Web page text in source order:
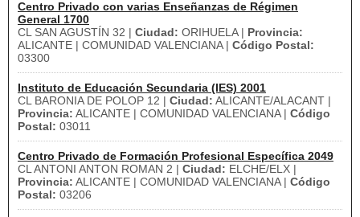
Centro Privado con varias Enseñanzas de Régimen
General 1700
CL SAN AGUSTÍN 32 | Ciudad: ORIHUELA | Provincia:
ALICANTE | COMUNIDAD VALENCIANA | Código Postal:
03300
Instituto de Educación Secundaria (IES) 2001
CL BARONIA DE POLOP 12 | Ciudad: ALICANTE/ALACANT |
Provincia: ALICANTE | COMUNIDAD VALENCIANA | Código
Postal: 03011
Centro Privado de Formación Profesional Específica 2049
CL ANTONI ANTON ROMAN 2 | Ciudad: ELCHE/ELX |
Provincia: ALICANTE | COMUNIDAD VALENCIANA | Código
Postal: 03206